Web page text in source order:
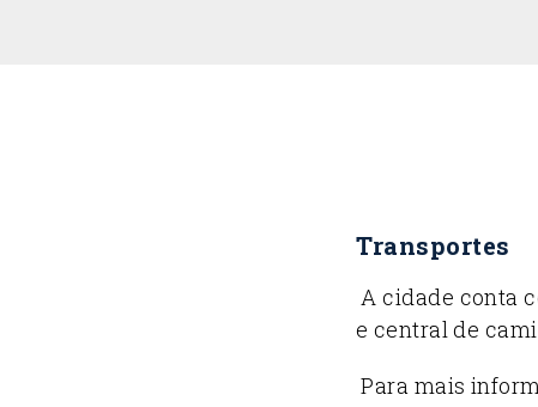
Transportes
A cidade conta
e central de
Para mais